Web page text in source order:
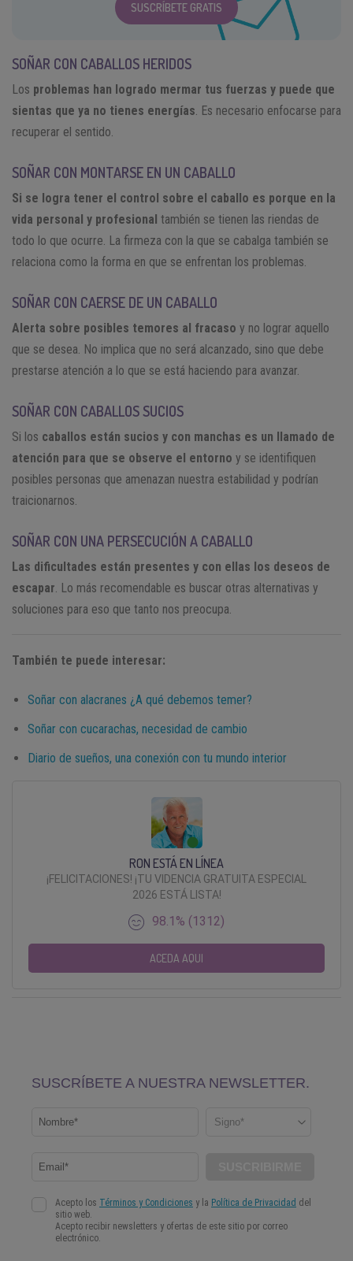
SUSCRÍBETE GRATIS
SOÑAR CON CABALLOS HERIDOS
Los problemas han logrado mermar tus fuerzas y puede que
sientas que ya no tienes energías. Es necesario enfocarse para
recuperar el sentido.
SOÑAR CON MONTARSE EN UN CABALLO
Si se logra tener el control sobre el caballo es porque en la
vida personal y profesional también se tienen las riendas de
todo lo que ocurre. La firmeza con la que se cabalga también se
relaciona como la forma en que se enfrentan los problemas.
SOÑAR CON CAERSE DE UN CABALLO
Alerta sobre posibles temores al fracaso y no lograr aquello
que se desea. No implica que no será alcanzado, sino que debe
prestarse atención a lo que se está haciendo para avanzar.
SOÑAR CON CABALLOS SUCIOS
Si los caballos están sucios y con manchas es un llamado de
atención para que se observe el entorno y se identifiquen
posibles personas que amenazan nuestra estabilidad y podrían
traicionarnos.
SOÑAR CON UNA PERSECUCIÓN A CABALLO
Las dificultades están presentes y con ellas los deseos de
escapar. Lo más recomendable es buscar otras alternativas y
soluciones para eso que tanto nos preocupa.
También te puede interesar:
Soñar con alacranes ¿A qué debemos temer?
Soñar con cucarachas, necesidad de cambio
Diario de sueños, una conexión con tu mundo interior
RON ESTÁ EN LÍNEA
¡FELICITACIONES! ¡TU VIDENCIA GRATUITA ESPECIAL
2026 ESTÁ LISTA!
98.1% (1312)
ACEDA AQUI